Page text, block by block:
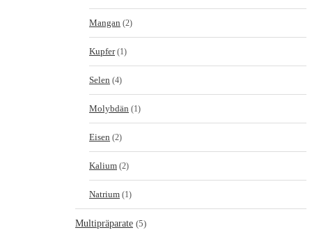
Mangan (2)
Kupfer (1)
Selen (4)
Molybdän (1)
Eisen (2)
Kalium (2)
Natrium (1)
Multipräparate (5)